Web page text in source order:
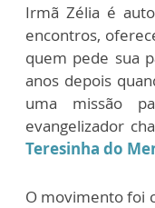
Irmã Zélia é
encontros,
quem pede sua
anos depois
uma missão
evangelizador
Teresinha do
O movimento foi